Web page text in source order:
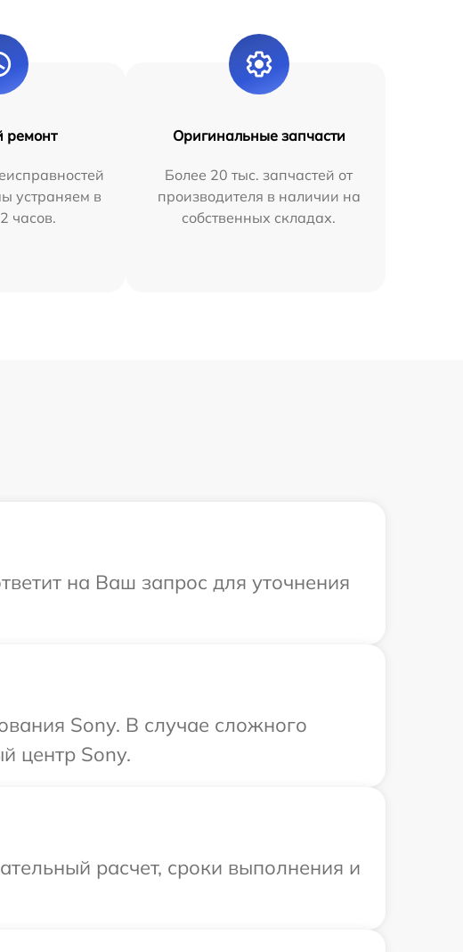
ремонт
устраняем в
часов.
Оригинальные запчасти
Более 20 тыс. запчастей от
производителя в наличии на
собственных складах.
на Ваш запрос для уточнения
Sony. В случае сложного
центр Sony.
расчет, сроки выполнения и